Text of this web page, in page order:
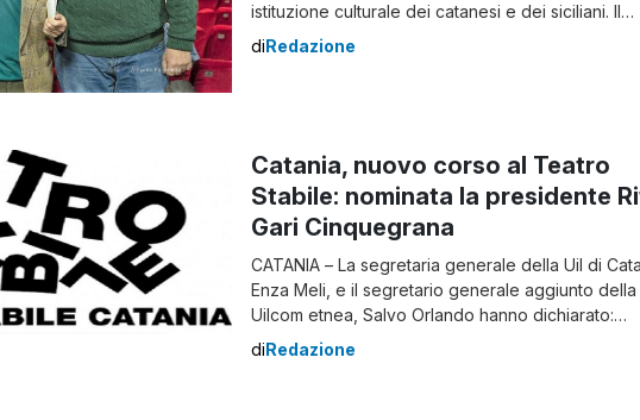
istituzione culturale dei catanesi e dei siciliani. Il
cartellone 2022-2023, il primo sotto la direzione di
diRedazione
Catania, nuovo corso al Teatro
Stabile: nominata la presidente
Gari Cinquegrana
CATANIA – La segretaria generale della Uil di
Enza Meli, e il segretario generale aggiunto della
Uilcom etnea, Salvo Orlando hanno dichiarato:
“Avevamo invocato un nuovo corso allo Stabile di
diRedazione